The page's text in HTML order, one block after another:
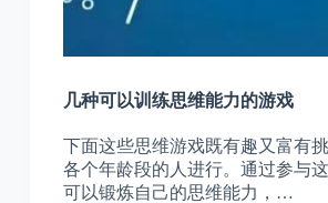
几种可以训练思维能力的游戏
下面这些思维游戏既有趣又富有
各个年龄段的人进行。通过参与
可以锻炼自己的思维能力，…